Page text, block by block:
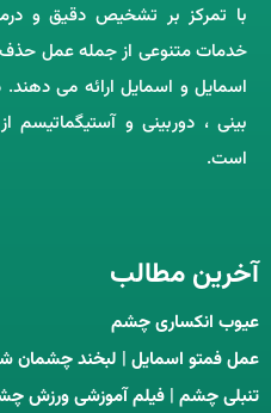
با تمرکز بر تشخیص دقیق و
خدمات متنوعی از جمله عمل حذف
اسمایل و اسمایل ارائه می
‌بینی ، دوربینی و
است.
آخرین مطالب
عیوب انکساری چشم
عمل فمتو اسمایل | لبخند چشمان
تنبلی چشم | فیلم آموزشی ورزش